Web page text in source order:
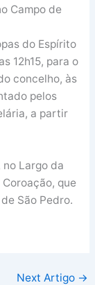
Campo de
do Espírito
12h15, para o
concelho, às
pelos
a partir
Largo da
que
São Pedro.
Next Artigo →